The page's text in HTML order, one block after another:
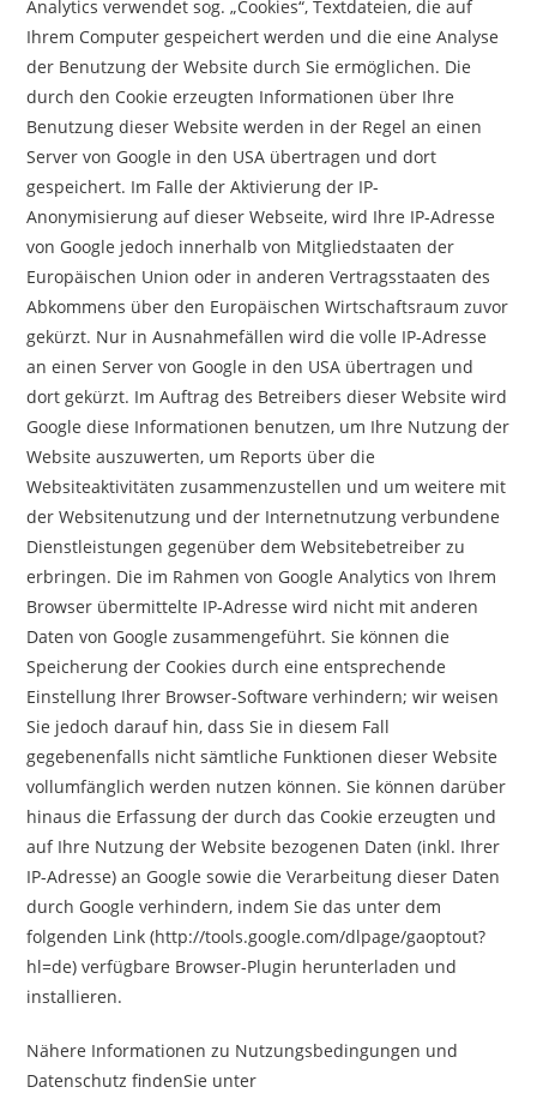
Analytics verwendet sog. „Cookies“, Textdateien, die auf
Ihrem Computer gespeichert werden und die eine Analyse
der Benutzung der Website durch Sie ermöglichen. Die
durch den Cookie erzeugten Informationen über Ihre
Benutzung dieser Website werden in der Regel an einen
Server von Google in den USA übertragen und dort
gespeichert. Im Falle der Aktivierung der IP-
Anonymisierung auf dieser Webseite, wird Ihre IP-Adresse
von Google jedoch innerhalb von Mitgliedstaaten der
Europäischen Union oder in anderen Vertragsstaaten des
Abkommens über den Europäischen Wirtschaftsraum zuvor
gekürzt. Nur in Ausnahmefällen wird die volle IP-Adresse
an einen Server von Google in den USA übertragen und
dort gekürzt. Im Auftrag des Betreibers dieser Website wird
Google diese Informationen benutzen, um Ihre Nutzung der
Website auszuwerten, um Reports über die
Websiteaktivitäten zusammenzustellen und um weitere mit
der Websitenutzung und der Internetnutzung verbundene
Dienstleistungen gegenüber dem Websitebetreiber zu
erbringen. Die im Rahmen von Google Analytics von Ihrem
Browser übermittelte IP-Adresse wird nicht mit anderen
Daten von Google zusammengeführt. Sie können die
Speicherung der Cookies durch eine entsprechende
Einstellung Ihrer Browser-Software verhindern; wir weisen
Sie jedoch darauf hin, dass Sie in diesem Fall
gegebenenfalls nicht sämtliche Funktionen dieser Website
vollumfänglich werden nutzen können. Sie können darüber
hinaus die Erfassung der durch das Cookie erzeugten und
auf Ihre Nutzung der Website bezogenen Daten (inkl. Ihrer
IP-Adresse) an Google sowie die Verarbeitung dieser Daten
durch Google verhindern, indem Sie das unter dem
folgenden Link (http://tools.google.com/dlpage/gaoptout?
hl=de) verfügbare Browser-Plugin herunterladen und
installieren.
Nähere Informationen zu Nutzungsbedingungen und
Datenschutz findenSie unter